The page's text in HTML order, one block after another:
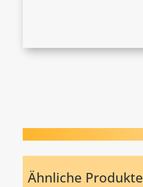
Ähnliche Produkte